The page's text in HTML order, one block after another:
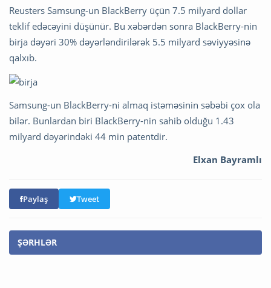
Reusters Samsung-un BlackBerry üçün 7.5 milyard dollar
teklif edəcəyini düşünür. Bu xəbərdən sonra BlackBerry-nin
birja dəyəri 30% dəyərləndirilərək 5.5 milyard səviyyəsinə
qalxıb.
Samsung-un BlackBerry-ni almaq istəməsinin səbəbi çox ola
bilər. Bunlardan biri BlackBerry-nin sahib olduğu 1.43
milyard dəyərindəki 44 min patentdir.
Elxan Bayramlı
Paylaş Tweet
ŞƏRHLƏR